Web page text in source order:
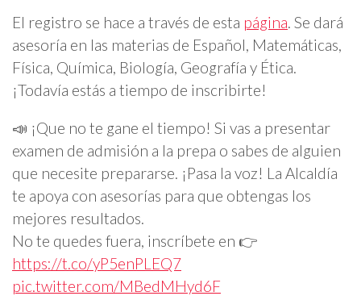
El registro se hace a través de esta página. Se dará
asesoría en las materias de Español, Matemáticas,
Física, Química, Biología, Geografía y Ética.
¡Todavía estás a tiempo de inscribirte!
📣 ¡Que no te gane el tiempo! Si vas a presentar
examen de admisión a la prepa o sabes de alguien
que necesite prepararse. ¡Pasa la voz! La Alcaldía
te apoya con asesorías para que obtengas los
mejores resultados.
No te quedes fuera, inscríbete en 👉
https://t.co/yP5enPLEQ7
pic.twitter.com/MBedMHyd6F